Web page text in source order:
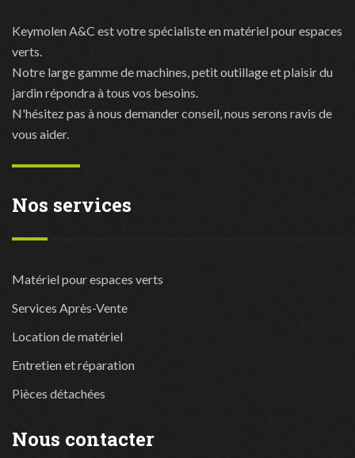
Keymolen A&C est votre spécialiste en matériel pour espaces
verts.
Notre large gamme de machines, petit outillage et plaisir du
jardin répondra à tous vos besoins.
N'hésitez pas à nous demander conseil, nous serons ravis de
vous aider.
Nos services
Matériel pour espaces verts
Services Après-Vente
Location de matériel
Entretien et réparation
Pièces détachées
Nous contacter